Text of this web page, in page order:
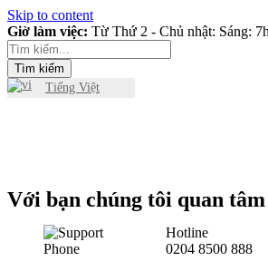
Skip to content
Giờ làm việc: Từ Thứ 2 - Chủ nhật: Sáng:
Tìm kiếm
Tiếng Việt
Với bạn chúng tôi quan
Hotline
0204 8500 888